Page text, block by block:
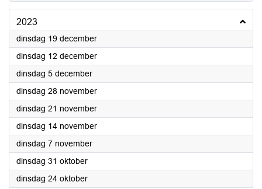
2023
dinsdag 19 december2023
dinsdag 12 december2023
dinsdag 5 december2023
dinsdag 28 november2023
dinsdag 21 november2023
dinsdag 14 november2023
dinsdag 7 november2023
dinsdag 31 oktober2023
dinsdag 24 oktober2023